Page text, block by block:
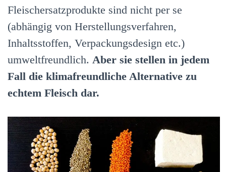
Fleischersatzprodukte sind nicht per se
(abhängig von Herstellungsverfahren,
Inhaltsstoffen, Verpackungsdesign etc.)
umweltfreundlich. Aber sie stellen in jedem
Fall die klimafreundliche Alternative zu
echtem Fleisch dar.